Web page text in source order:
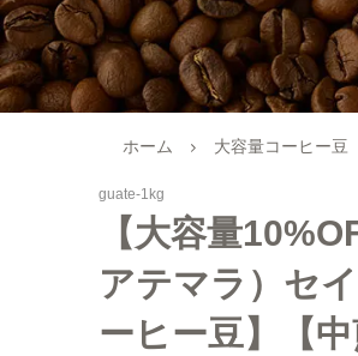
シングルオリジン
ブレンドコーヒー
オーガニックコーヒー
デカフェオーガニック（カフ
ェインレス）
大容量コーヒー豆
ホーム 大容量コーヒー豆
guate-1kg
【大容量
アテマラ）セ
ーヒー豆】【中